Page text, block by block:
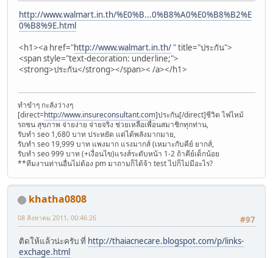
http://www.walmart.in.th/%E0%B...0%B8%A0%E0%B8%B2%E
0%B8%9E.html
<h1><a href="http://www.walmart.in.th/ " title="ประกัน">
<span style="text-decoration: underline;">
<strong>ประกัน</strong></span>< /a></h1>
ทำขำๆ กะลังว่างๆ
[direct=http://www.insureconsultant.com]ประกัน[/direct]ชีวิต ไฟไหม้
รถชน สุขภาพ จ่ายง่าย จ่ายจริง ช่วยเหลือเพื่อนสมาชิกทุกท่าน,
รับทำ seo 1,680 บาท ประหยัด แต่ได้พลังมากมาย,
รับทำ seo 19,999 บาท แพงมาก แรงมากส์ (เหมาะกับคีย์ ยากส์,
รับทำ seo 999 บาท (+เงื่อนไข)แรงส์ระดับหน้า 1-2 ถ้าคีย์เด็กน้อย
**ทีมงานท่านอื่นไม่ต้อง pm มาถามก็ได้จ้า test ไปก็ไม่มีอะไร?
khatha0808
#97
08 สิงหาคม 2011, 00:46:26
ติดให้แล้วน่ะครับ ที่ http://thaiacnecare.blogspot.com/p/links-
exchage.html